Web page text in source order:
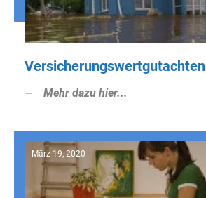
Versicherungswertgutachten
Mehr dazu hier...
März 19, 2020